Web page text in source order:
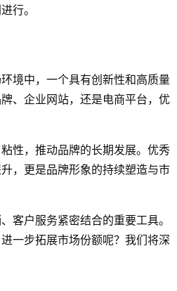
行。
境中，一个具有创新性和高质量
、企业网站，还是电商平台，优
性，推动品牌的长期发展。优秀
，更是品牌形象的持续塑造与市
客户服务紧密结合的重要工具。
一步拓展市场份额呢？我们将深